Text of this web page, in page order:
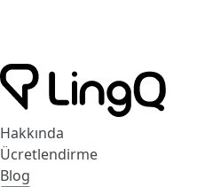
Hakkında
Ücretlendirme
Blog